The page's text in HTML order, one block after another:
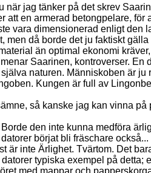
när jag tänker på det skrev
att en armerad betongpelare, för
vara dimensionerad enligt den
men då borde det ju faktiskt
än optimal ekonomi
Saarinen, kontroverser. En
naturen. Människoben är ju
Kungen är full av
så kanske jag kan vinna på
den inte kunna medföra
börjat bli fräschare också...
är inte Ärlighet. Tvärtom. Det
typiska exempel på detta;
med mappar och